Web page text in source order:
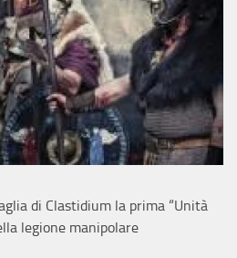
di Clastidium la prima “Unità
legione manipolare